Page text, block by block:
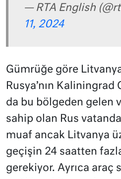
— RTA English
11, 2024
Gümrüğe göre
Rusya’nın Kaliningrad
da bu bölgeden gelen
sahip olan Rus
muaf ancak Litvanya
geçişin 24 saatten
gerekiyor. Ayrıca araç